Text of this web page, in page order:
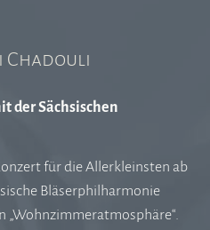
Chadouli
der Sächsischen
für die Allerkleinsten ab
Bläserphilharmonie
„Wohnzimmeratmosphäre“.